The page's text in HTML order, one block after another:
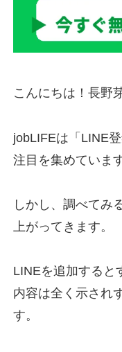
こんにちは！長野
jobLIFEは「LINE
注目を集めています
しかし、調べてみ
上がってきます。
LINEを追加すると
内容は全く示され
す。